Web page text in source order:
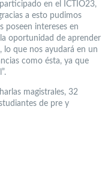
en el ICTIO23,
a esto pudimos
poseen intereses en
oportunidad de aprender
lo que nos ayudará en un
como ésta, ya que
magistrales, 32
de pre y